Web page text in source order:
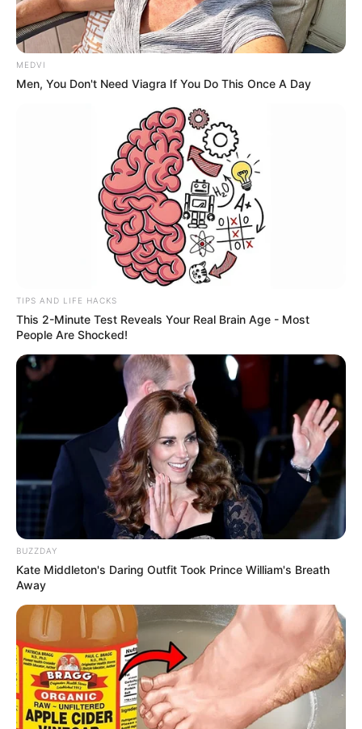
TAGS
ΧΑΛΚΙΔΑ ΝΕΑ
MEDVI
Men, You Don't Need Viagra If You Do This Once A Day
TIPS AND LIFE HACKS
This 2-Minute Test Reveals Your Real Brain Age - Most
People Are Shocked!
BUZZDAY
Kate Middleton's Daring Outfit Took Prince William's Breath
Away